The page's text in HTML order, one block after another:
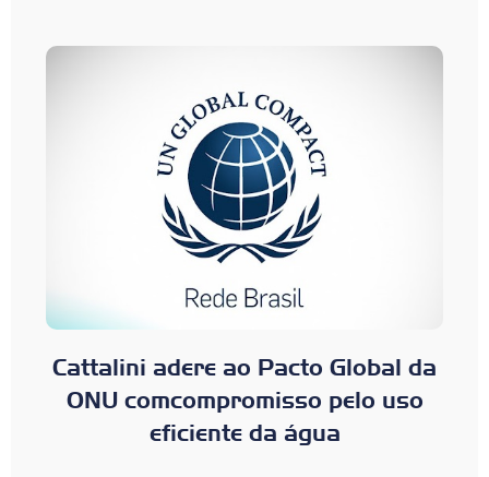
Cattalini adere ao Pacto Global da
ONU comcompromisso pelo uso
eficiente da água